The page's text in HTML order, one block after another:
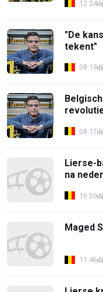
12:24
"De
tekent"
08:19
08:17
Lierse-
na
16:50
Maged
11:46